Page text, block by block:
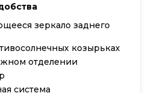
зеркало заднего
козырьках
отделении
система